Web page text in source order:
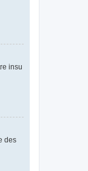
insu
des